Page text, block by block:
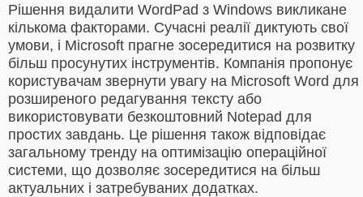
Рішення видалити WordPad з Windows викликане
кількома факторами. Сучасні реалії диктують свої
умови, і Microsoft прагне зосередитися на розвитку
більш просунутих інструментів. Компанія пропонує
користувачам звернути увагу на Microsoft Word для
розширеного редагування тексту або
використовувати безкоштовний Notepad для
простих завдань. Це рішення також відповідає
загальному тренду на оптимізацію операційної
системи, що дозволяє зосередитися на більш
актуальних і затребуваних додатках.